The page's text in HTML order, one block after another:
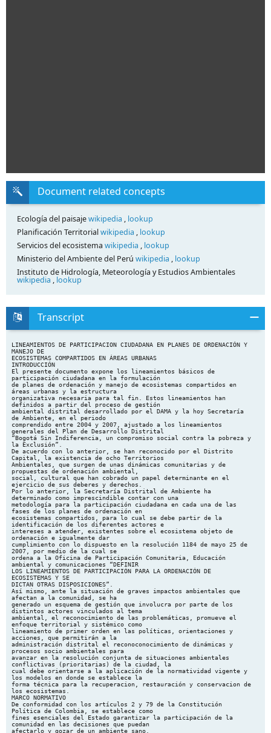
Document related concepts
Ecología del paisajewikipedia , lookup
Planificación Territorialwikipedia , lookup
Servicios del ecosistema wikipedia , lookup
Ministerio del Ambiente del Perú wikipedia , lookup
Instituto de Hidrología, Meteorología y Estudios Ambientales
wikipedia , lookup
Transcript
LINEAMIENTOS DE PARTICIPACION CIUDADANA EN PLANES DE ORDENACIÓN Y MANEJO DE ECOSISTEMAS COMPARTIDOS EN ÁREAS URBANAS INTRODUCCIÓN El presente documento expone los lineamientos básicos de participación ciudadana en la formulación de planes de ordenación y manejo de ecosistemas compartidos en áreas urbanas y la estructura organizativa necesaria para tal fin. Estos lineamientos han definidos a partir del proceso de gestión ambiental distrital desarrollado por el DAMA y la hoy Secretaría de Ambiente, en el periodo comprendido entre 2004 y 2007, ajustado a los lineamientos generales del Plan de Desarrollo Distrital “Bogotá Sin Indiferencia, un compromiso social contra la pobreza y la Exclusión”. De acuerdo con lo anterior, se han reconocido por el Distrito Capital, la existencia de ocho Territorios Ambientales, que surgen de unas dinámicas comunitarias y de propuestas de ordenación ambiental, social, cultural que han cobrado un papel determinante en el ejercicio de sus deberes y derechos. Por lo anterior, la Secretaría Distrital de Ambiente ha determinado como imprescindible contar con una metodología para la participación ciudadana en cada una de las fases de los planes de ordenación en ecosistemas compartidos, para lo cual se debe partir de la identificación de los diferentes actores e intereses a atender, existentes sobre el ecosistema objeto de ordenación e igualmente dar cumplimiento con lo dispuesto en la resolución 1184 de mayo 25 de 2007, por medio de la cual se ordena a la Oficina de Participación Comunitaria, Educación ambiental y comunicaciones “DEFINIR LOS LINEAMIENTOS DE PARTICIPACIÓN PARA LA ORDENACIÓN DE ECOSISTEMAS Y SE DICTAN OTRAS DISPOSICIONES”. Así mismo, ante la situación de graves impactos ambientales que afectan a la comunidad, se ha generado un esquema de gestión que involucra por parte de los distintos actores vinculados al tema ambiental, el reconocimiento de las problemáticas, promueve el enfoque territorial y sistémico como lineamiento de primer orden en las políticas, orientaciones y acciones, que permitirán a la administración distrital el reconoconocimiento de dinámicas y procesos socio ambientales para avanzar en la resolución conjunta de situaciones ambientales conflictivas (prioritarias) de la ciudad, la cual debe orientarse a la aplicación de la normatividad vigente y los modelos en donde se establece la forma técnica para la recuperacion, restauración y conservacion de los ecosistemas. MARCO NORMATIVO De conformidad con los artículos 2 y 79 de la Constitución Política de Colombia, se establece como fines esenciales del Estado garantizar la participación de la comunidad en las decisiones que puedan afectarlo y gozar de un ambiente sano. Lo anterior, en armonía con los artículos 3º numerales 2, 3 y 4; y 4º de la Ley 388 de 1997; y los artículos 33 y 69 de la Ley 99 de 1993, Decreto 2811 de 1974, Decretos 1604 y 1729 de 2002, en donde se establece que la formulación del Plan de Ordenación y Manejo Ambiental de un Ecosistema a intervenir, se debe realizar mediante un proceso participativo con los actores sociales e institucionales del área de referencia. Igualmente el articulo 1º, numeral 10 de la Ley 99 de 1993 delega en organizaciones ambientales funciones en la administración de los ecosistemas. 1 En este orden de ideas, se hace determinante la aplicación del Decreto 061 del 2003 que establece el Plan de Gestión Ambiental, de la “Guía técnica para la restauración de áreas de ronda y nacederos del Distrito Capital” y lo que se plantea en el PGA Distrital y en el POT sobre principios y objetivos frente a la estrategia de participación1. ESTRUCTURA ORGANIZATIVA DEL PROCESO PARTICIPATIVO EN LA ORDENACIÓN DE ECOSISTEMAS COMPARTIDAS EN AREAS URBANAS El proceso de ordenación de ecosistemas compartidos, se fundamenta en el ejercicio de los derechos de participación en las decisiones, lo que conlleva al requerimiento de incluir a todos los actores interesados. En concordancia con el decreto 1421 de 1993, son las Localidades el nivel administrativo que tiene definidas instancias que garantizan la participación en el proceso de ordenación de ecosistemas compartidos en áreas urbanas Se articulan a este nivel local, los territorios ambientales, definidos a partir de la gestión ambiental en el Distrito Capital, que se estructura a partir de dinámicas ambientales, socioculturales y económicas, e integran ecosistemas que sobrepasan el nivel local y en donde participan históricamente movimientos sociales, en donde se encuentran situaciones ambientales conflictivas de gran impacto para la ciudad. Según los Decretos 1604 y 1729 de 2002; deberá conformarse las Comisiones Conjuntas, con las autoridades ambientales competentes para la ordenación de los ecosistemas compartidos. INTEGRANTES, FUNCIONES Y ELECCIÓN DE REPRESENTANTES ORDENACIÓN DE ECOSISTEMAS COMPARTIDAS AL PROCESO DE NIVEL LOCAL: Integrantes: Comisión Ambiental Local; definida mediante decreto 697 de 1993. Lineamientos en el proceso de ordenación:     Facilitar y promover la participación, en el contexto de la formulación del Plan de Ordenación y Manejo de Ecosistema. Nombrar los representantes de la CAL al Consejo de Ecosistema. Armonizar la formulación y ejecución de agendas y planes ambientales locales, con el ejercicio de formulación del Plan de Ordenación y Manejo de Ecosistemas. Preparar y presentar la Propuesta Presupuestal Ambiental Local, para la ejecución del Plan de Ordenación y Manejo de Ecosistemas. Lograr alrededor del Plan de Ordenamiento Territorial, una movilización social que permita entender los alcances referentes a las políticas de ocupación, uso, desarrollo y crecimiento de la ciudad. Crear el Consejo Consultivo de Ordenamiento - de acuerdo con la Ley 388 de 1997, artículo 29 - para reforzar las organizaciones y mecanismos de participación ciudadana; en lo referente a la vigilancia y seguimiento del Plan de Ordenamiento Territorial. Establecer mecanismos que informen a la ciudadanía sobre los avances que se logren en la aplicación del Plan de Ordenamiento Territorial y permitan su medición. Facilitar la participación de la comunidad en el control del cumplimiento de las normas urbanas. 1 2    Coordinar, programar, apoyar y ejecutar acciones que permitan mejorar la calidad ambiental y la recuperación y protección ambiental de los ecosistemas y de la estructura ecológica principal en la Localidad de acuerdo con la formulación del Plan de Ordenación de Ecosistema. Articular los resultados del ejercicio de formulación del Plan al sistema de información local. Garantizar la información requerida para la ordenación del ecosistema, que se produzca en el nivel local. Elección de los representantes de la CAL Son elegidos de acuerdo a lo establecido en el Decreto 697 de 1993 y sus modificatorios. NIVEL TERRITORIAL: Integrantes: 1. Consejo de Ecosistema: Conformado por:       Cada uno de los Alcaldes de las Localidades que integran directamente la ecosistema. Dos representantes de las organizaciones cívicas ecológicas y ambientales que actúen en la localidad por cada Comisión Ambiental Local que integran el territorio. Dos representantes ambientales de cada Localidad directa de la ecosistema. Un representante del sector productivo que impacta la ecosistema. Un representante del sector académico con injerencia en el proceso territorial. Un representante por cada una de las entidades que integran el Sistema Ambiental del Distrito Capital - SIAC Funciones del Consejo de Ecosistema en el proceso de ordenación: Además de las establecidas en la Guía Técnico Científica del IDEAM, tendrá las siguientes funciones:     Elegir los representantes de la comunidad al Comité Técnico Social. Garantizar las convocatorias tanto a las sesiones del Consejo, como a las demás actividades propias de la ordenación. Definir reglamento interno para su funcionamiento. Concertar el plan formulado por la Comisión Técnico Social Elección de los integrantes del Consejo de Ecosistema     Cada una de la Comisiones Ambientales Locales enviará a sus representantes ambientales. Los dos representantes por localidad directa de la ecosistema en ordenación, serán elegidos por convocatoria de la SDA a actores comunitarios cualificados de los procesos territoriales. El sector privado, cuya actividad se desarrolle en la ecosistema en ordenación, realizará una asamblea en donde se efectuará la elección de su representante. El representante del sector académico, será elegido mediante reunión convocada por la Secretaría Distrital de Ambiente, conforme a su trabajo desarrollado en la ecosistema en ordenación. 3  Los representantes de las entidades del SIAC, deberán ser designados por acta firmada por los representantes legales de cada una de ellas. 2. Comisión Técnico Social: Conformada por:     Representante Ambiental del Consejo de Planeación Local de cada una de las localidades que integran la ecosistema en ordenación Un equipo técnico de apoyo de la Secretaría Distrital de Ambiente según la temática ambiental a desarrollar Un equipo interdisciplinario de especialistas o consultores con conocimiento técnico y científico en ordenación de ecosistemas, con un sentido participativo en sus acciones. Dos representantes de la comunidad con conocimiento de las temáticas abordadas en el proceso de ordenación del ecosistema. Funciones:      Acopiar y analizar la información de todas las fases. Apoyar la formulación del Plan de ordenación en todas sus fases. Revisar las objeciones y ajustes propuestos en el ejercicio de formulación y ejecución del plan de ordenación del ecosistema. Servir de órgano consultivo y asesor del Consejo de ecosistema. Generar interacción entre los representantes de la autoridad ambiental y los representantes de la comunidad Elección de los integrantes de la Comisión Técnico Social:    El equipo técnico de apoyo de la Secretaría Distrital de Ambiente lo designará la Secretaria Distrital de Ambiente El equipo interdisciplina